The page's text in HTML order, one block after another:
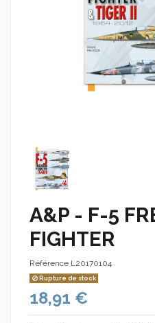
A&P - F-5
FIGHTER
Référence L20170104
Rupture de stock
18,91 €